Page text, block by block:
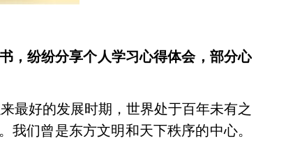
，纷纷分享个人学习心得体会，部分心
最好的发展时期，世界处于百年未有之
们曾是东方文明和天下秩序的中心。